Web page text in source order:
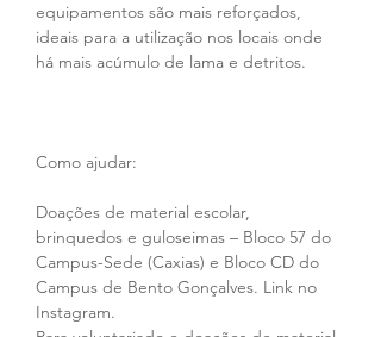
equipamentos são mais reforçados,
ideais para a utilização nos locais onde
há mais acúmulo de lama e detritos.
Como ajudar:
Doações de material escolar,
brinquedos e guloseimas – Bloco 57 do
Campus-Sede (Caxias) e Bloco CD do
Campus de Bento Gonçalves. Link no
Instagram.